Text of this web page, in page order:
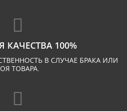
КАЧЕСТВА 100%
В СЛУЧАЕ БРАКА ИЛИ
ТОВАРА.